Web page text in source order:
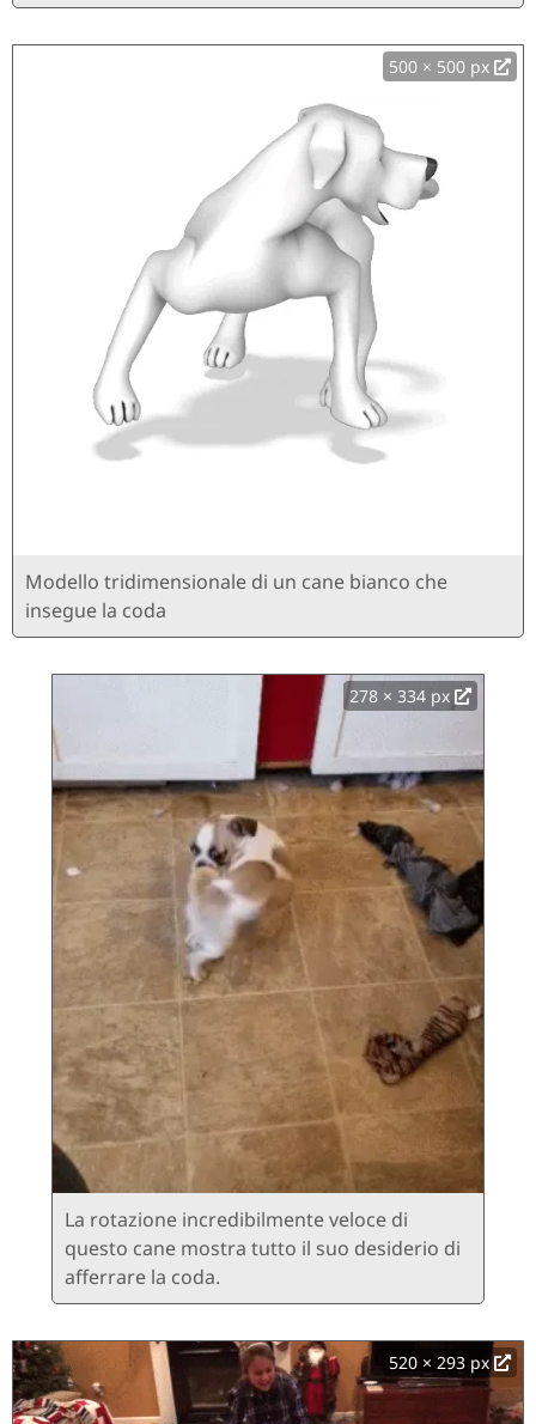
500 × 500 px
Modello tridimensionale di un cane bianco che
insegue la coda
278 × 334 px
La rotazione incredibilmente veloce di
questo cane mostra tutto il suo desiderio di
afferrare la coda.
520 × 293 px